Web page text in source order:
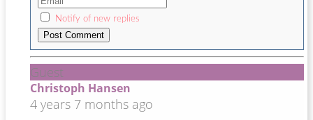
Notify of new replies
Guest
Christoph Hansen
4 years 7 months ago